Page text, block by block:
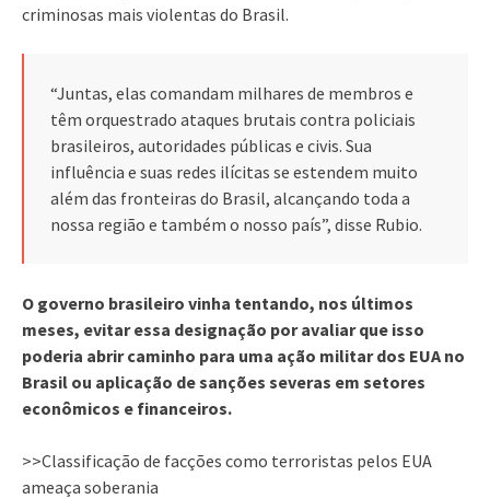
criminosas mais violentas do Brasil.
“Juntas, elas comandam milhares de membros e
têm orquestrado ataques brutais contra policiais
brasileiros, autoridades públicas e civis. Sua
influência e suas redes ilícitas se estendem muito
além das fronteiras do Brasil, alcançando toda a
nossa região e também o nosso país”, disse Rubio.
O governo brasileiro vinha tentando, nos últimos
meses, evitar essa designação por avaliar que isso
poderia abrir caminho para uma ação militar dos EUA no
Brasil ou aplicação de sanções severas em setores
econômicos e financeiros.
>>Classificação de facções como terroristas pelos EUA
ameaça soberania